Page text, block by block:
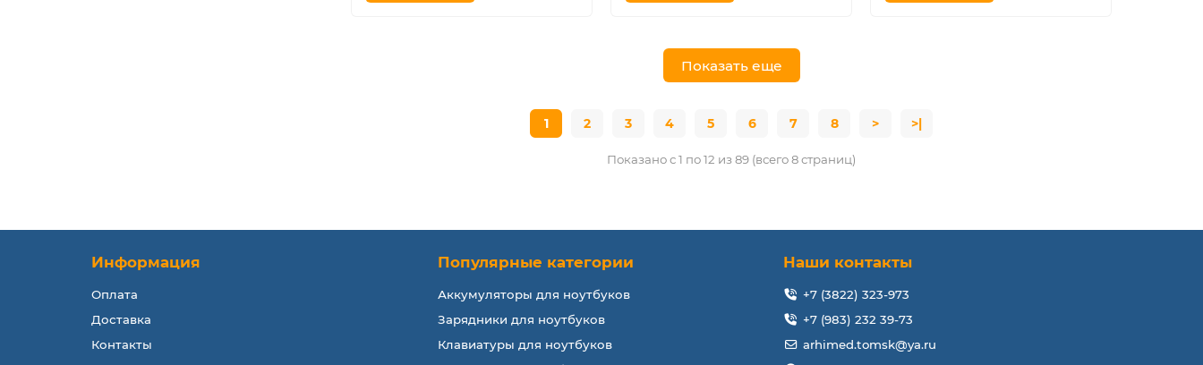
Показать еще
1 2 3 4 5 6 7 8 > >|
Показано с 1 по 12 из 89 (всего 8 страниц)
Информация
Оплата
Доставка
Контакты
Популярные категории
Аккумуляторы для ноутбуков
Зарядники для ноутбуков
Клавиатуры для ноутбуков
Наши контакты
+7 (3822) 323-973
+7 (983) 232 39-73
arhimed.tomsk@ya.ru